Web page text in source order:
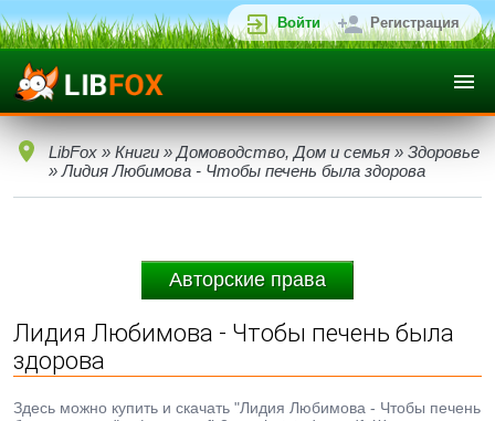
Войти Регистрация
LibFox » Книги » Домоводство, Дом и семья » Здоровье
» Лидия Любимова - Чтобы печень была здорова
Авторские права
Лидия Любимова - Чтобы печень была
здорова
Здесь можно купить и скачать "Лидия Любимова - Чтобы печень